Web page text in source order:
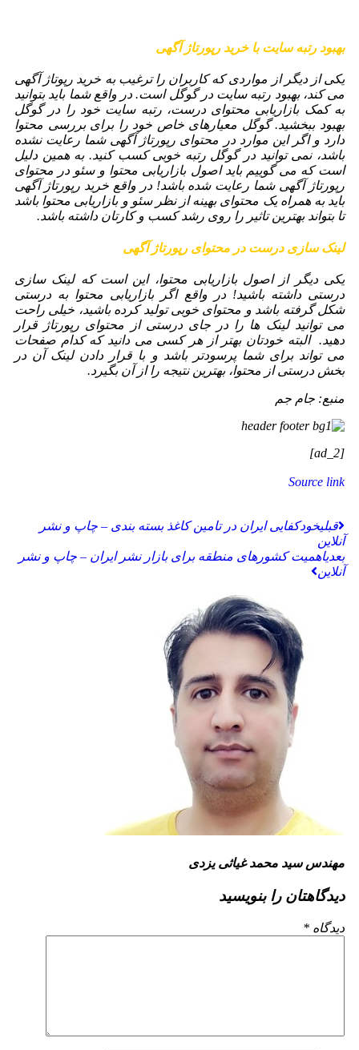
بهبود رتبه سایت با خرید رپورتاژ آگهی
یکی از دیگر از مواردی که کاربران را ترغیب به خرید رپوتاژ آگهی
می کند، بهبود رتبه سایت در گوگل است. در واقع شما باید بتوانید
به کمک بازاریابی محتوای درست، رتبه سایت خود را در گوگل
بهبود ببخشید. گوگل معیارهای خاص خود را برای بررسی محتوا
دارد و اگر این موارد در محتوای رپورتاژ آگهی شما رعایت نشده
باشد، نمی توانید در گوگل رتبه خوبی کسب کنید. به همین دلیل
است که می گوییم باید اصول بازاریابی محتوا و سئو در محتوای
رپورتاژ آگهی شما رعایت شده باشد! در واقع خرید رپورتاژ آگهی
باید به همراه یک محتوای بهینه از نظر سئو و بازاریابی محتوا باشد
تا بتواند بهترین تاثیر را روی رشد کسب و کارتان داشته باشد.
لینک‌ سازی درست در محتوای رپورتاژ آگهی
یکی دیگر از اصول بازاریابی محتوا، این است که لینک سازی
درستی داشته باشید! در واقع اگر بازاریابی محتوا به درستی
شکل گرفته باشد و محتوای خوبی تولید کرده باشید، خیلی راحت
می توانید لینک ها را در جای درستی از محتوای رپورتاژ قرار
دهید. البته خودتان بهتر از هر کسی می دانید که کدام صفحات
می تواند برای شما پرسودتر باشد و با قرار دادن لینک آن در
بخش درستی از محتوا، بهترین نتیجه را از آن بگیرد.
منبع: جام جم
[ad_2]
Source link
قبلیخودکفایی ایران در تامین کاغذ بسته بندی – چاپ و نشر
آنلاین
بعدیاهمیت کشورهای منطقه برای بازار نشر ایران – چاپ و نشر
آنلاین
مهندس سید محمد غیاثی یزدی
دیدگاهتان را بنویسید
دیدگاه *